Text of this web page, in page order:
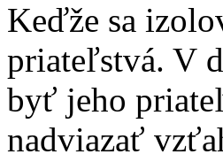
Keďže sa
priateľstvá. V
byť jeho
nadviazať